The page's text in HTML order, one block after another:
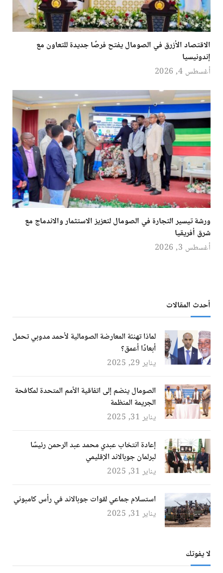
الاقتصاد الأزرق في الصومال يفتح فرصًا جديدة للتعاون مع
إندونيسيا
أغسطس 4, 2026
ورشة تيسير التجارة في الصومال لتعزيز الاستثمار والاندماج مع
شرق أفريقيا
أغسطس 3, 2026
أحدث المقالات
لماذا تهنئة المعارضة الصومالية لأحمد مدوبي تحمل
أبعادًا أعمق؟
يناير 29, 2025
الصومال ينضم إلى اتفاقية الأمم المتحدة لمكافحة
الجريمة المنظمة
يناير 31, 2025
إعادة انتخاب عبدي محمد عبد الرحمن رئيسًا
لبرلمان جوبالاند الإقليمي
يناير 31, 2025
استسلام جماعي لقوات جوبالاند في رأس كامبوني
يناير 31, 2025
لا يفوتك